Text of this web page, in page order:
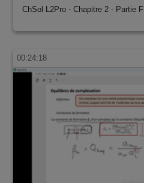
ChSol L2Pro - Chapitre 2 - Partie F
00:24:18